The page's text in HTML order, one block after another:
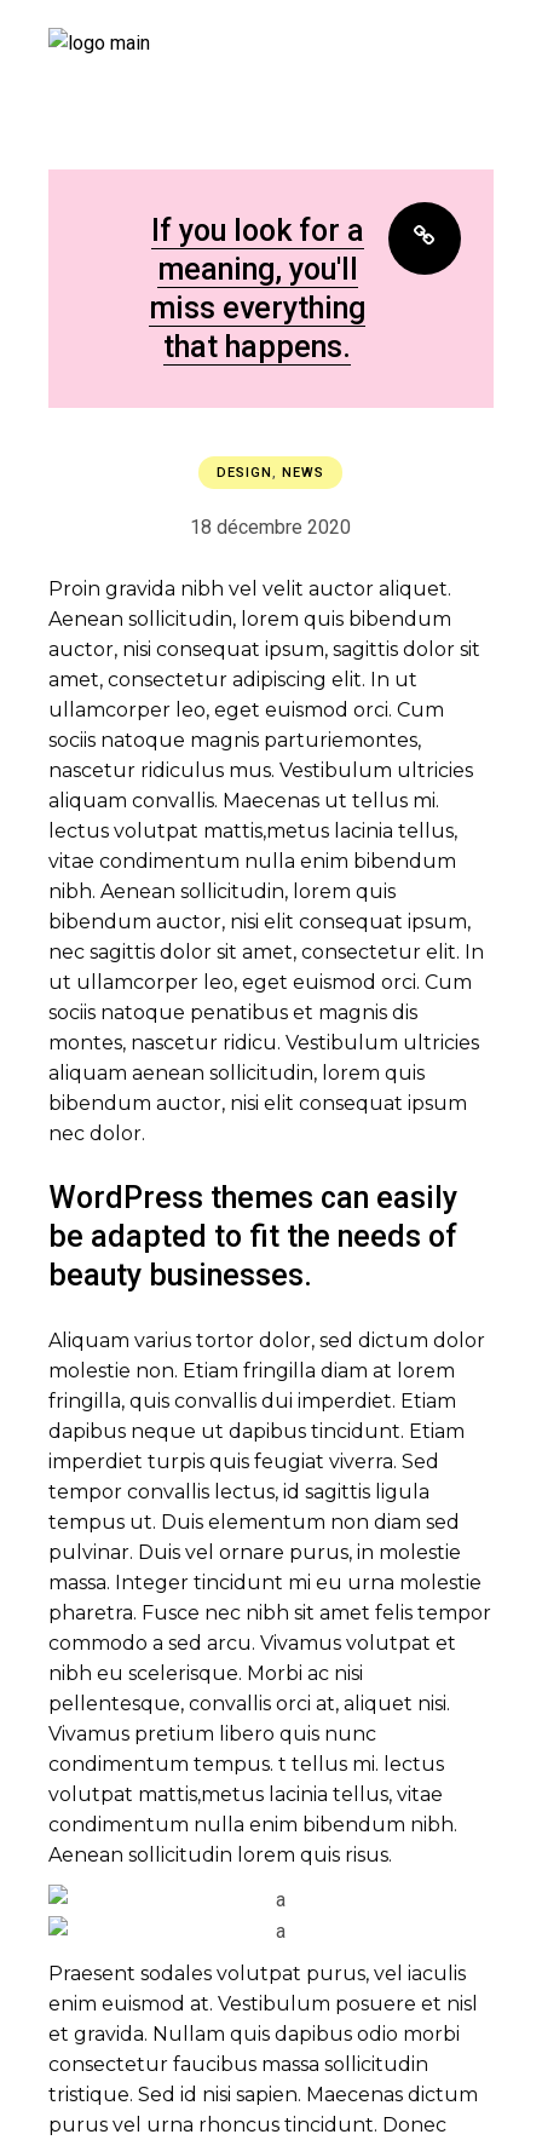
If you look for a
meaning, you'll
miss everything
that happens.
DESIGN, NEWS
18 décembre 2020
Proin gravida nibh vel velit auctor aliquet.
Aenean sollicitudin, lorem quis bibendum
auctor, nisi consequat ipsum, sagittis dolor sit
amet, consectetur adipiscing elit. In ut
ullamcorper leo, eget euismod orci. Cum
sociis natoque magnis parturiemontes,
nascetur ridiculus mus. Vestibulum ultricies
aliquam convallis. Maecenas ut tellus mi.
lectus volutpat mattis,metus lacinia tellus,
vitae condimentum nulla enim bibendum
nibh. Aenean sollicitudin, lorem quis
bibendum auctor, nisi elit consequat ipsum,
nec sagittis dolor sit amet, consectetur elit. In
ut ullamcorper leo, eget euismod orci. Cum
sociis natoque penatibus et magnis dis
montes, nascetur ridicu. Vestibulum ultricies
aliquam aenean sollicitudin, lorem quis
bibendum auctor, nisi elit consequat ipsum
nec dolor.
WordPress themes can easily
be adapted to fit the needs of
beauty businesses.
Aliquam varius tortor dolor, sed dictum dolor
molestie non. Etiam fringilla diam at lorem
fringilla, quis convallis dui imperdiet. Etiam
dapibus neque ut dapibus tincidunt. Etiam
imperdiet turpis quis feugiat viverra. Sed
tempor convallis lectus, id sagittis ligula
tempus ut. Duis elementum non diam sed
pulvinar. Duis vel ornare purus, in molestie
massa. Integer tincidunt mi eu urna molestie
pharetra. Fusce nec nibh sit amet felis tempor
commodo a sed arcu. Vivamus volutpat et
nibh eu scelerisque. Morbi ac nisi
pellentesque, convallis orci at, aliquet nisi.
Vivamus pretium libero quis nunc
condimentum tempus. t tellus mi. lectus
volutpat mattis,metus lacinia tellus, vitae
condimentum nulla enim bibendum nibh.
Aenean sollicitudin lorem quis risus.
Praesent sodales volutpat purus, vel iaculis
enim euismod at. Vestibulum posuere et nisl
et gravida. Nullam quis dapibus odio morbi
consectetur faucibus massa sollicitudin
tristique. Sed id nisi sapien. Maecenas dictum
purus vel urna rhoncus tincidunt. Donec